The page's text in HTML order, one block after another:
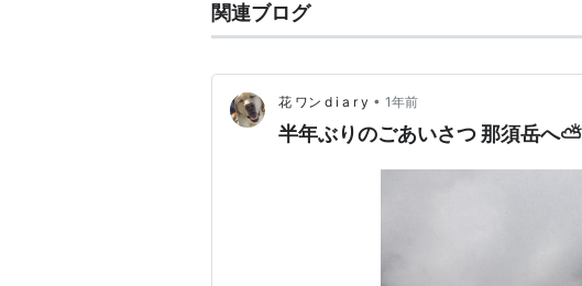
関連ブログ
花 ワン d i a r y • 1年前
半年ぶりのごあいさつ 那須岳へ⛅